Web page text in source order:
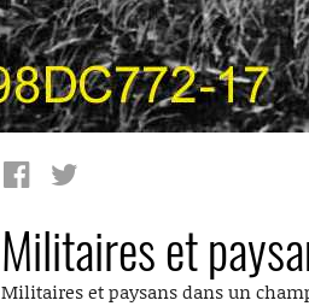
Militaires et
Militaires et paysans dans un